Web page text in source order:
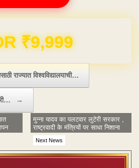
₹9,999
राज्यात विश्वविद्यालयाची…
→
Next News
मुन्ना यादव का पलटवार लुटेरी सरकार ,
राष्ट्रवादी के मंत्रियों पर साधा निशाना